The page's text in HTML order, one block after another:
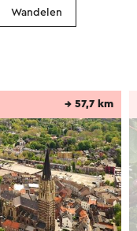
Wandelen
→ 57,7 km